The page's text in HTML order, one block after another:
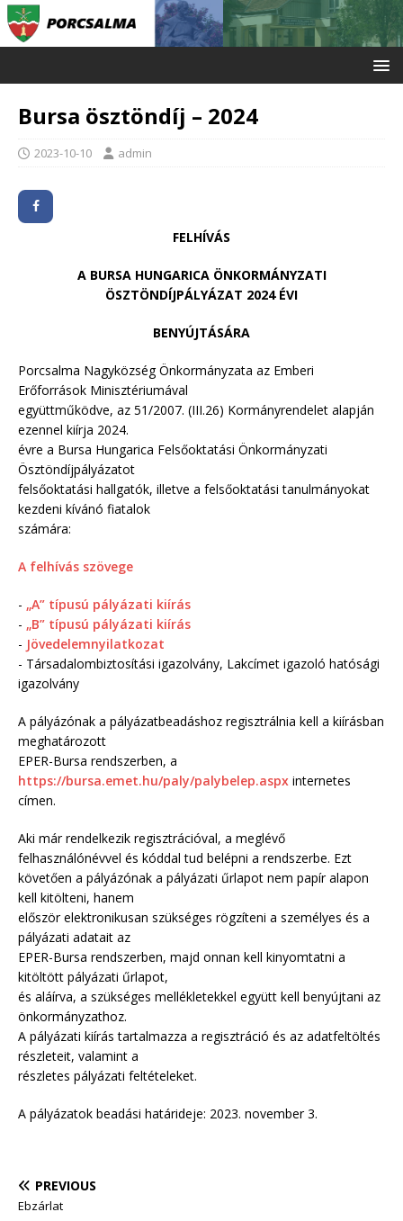
Bursa ösztöndíj – 2024
2023-10-10 admin
FELHÍVÁS
A BURSA HUNGARICA ÖNKORMÁNYZATI
ÖSZTÖNDÍJPÁLYÁZAT 2024 ÉVI
BENYÚJTÁSÁRA
Porcsalma Nagyközség Önkormányzata az Emberi
Erőforrások Minisztériumával
együttműködve, az 51/2007. (III.26) Kormányrendelet alapján
ezennel kiírja 2024.
évre a Bursa Hungarica Felsőoktatási Önkormányzati
Ösztöndíjpályázatot
felsőoktatási hallgatók, illetve a felsőoktatási tanulmányokat
kezdeni kívánó fiatalok
számára:
A felhívás szövege
- „A” típusú pályázati kiírás
- „B” típusú pályázati kiírás
- Jövedelemnyilatkozat
- Társadalombiztosítási igazolvány, Lakcímet igazoló hatósági
igazolvány
A pályázónak a pályázatbeadáshoz regisztrálnia kell a kiírásban
meghatározott
EPER-Bursa rendszerben, a
https://bursa.emet.hu/paly/palybelep.aspx internetes
címen.
Aki már rendelkezik regisztrációval, a meglévő
felhasználónévvel és kóddal tud belépni a rendszerbe. Ezt
követően a pályázónak a pályázati űrlapot nem papír alapon
kell kitölteni, hanem
először elektronikusan szükséges rögzíteni a személyes és a
pályázati adatait az
EPER-Bursa rendszerben, majd onnan kell kinyomtatni a
kitöltött pályázati űrlapot,
és aláírva, a szükséges mellékletekkel együtt kell benyújtani az
önkormányzathoz.
A pályázati kiírás tartalmazza a regisztráció és az adatfeltöltés
részleteit, valamint a
részletes pályázati feltételeket.
A pályázatok beadási határideje: 2023. november 3.
PREVIOUS
Ebzárlat